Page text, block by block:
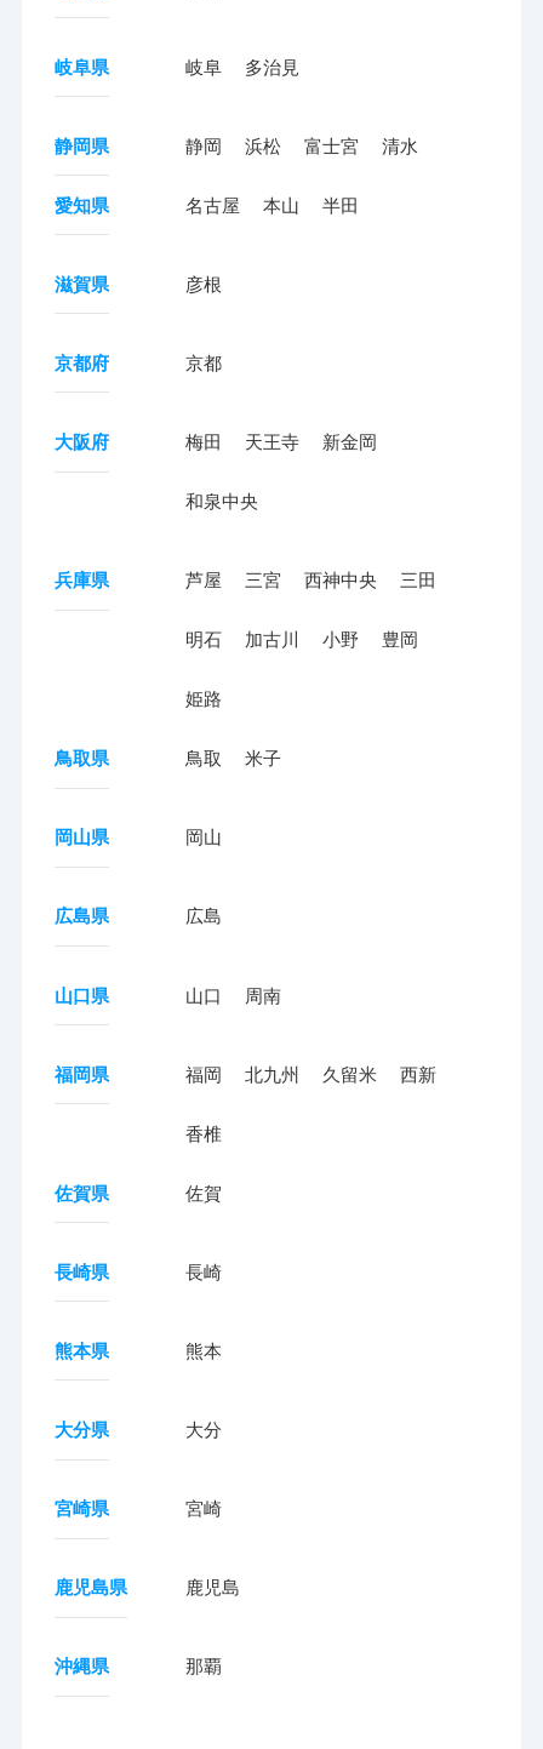
岐阜県 岐阜 多治見
静岡県 静岡 浜松 富士宮 清水
愛知県 名古屋 本山 半田
滋賀県 彦根
京都府 京都
大阪府 梅田 天王寺 新金岡
和泉中央
兵庫県 芦屋 三宮 西神中央 三田
明石 加古川 小野 豊岡
姫路
鳥取県 鳥取 米子
岡山県 岡山
広島県 広島
山口県 山口 周南
福岡県 福岡 北九州 久留米 西新
香椎
佐賀県 佐賀
長崎県 長崎
熊本県 熊本
大分県 大分
宮崎県 宮崎
鹿児島県 鹿児島
沖縄県 那覇